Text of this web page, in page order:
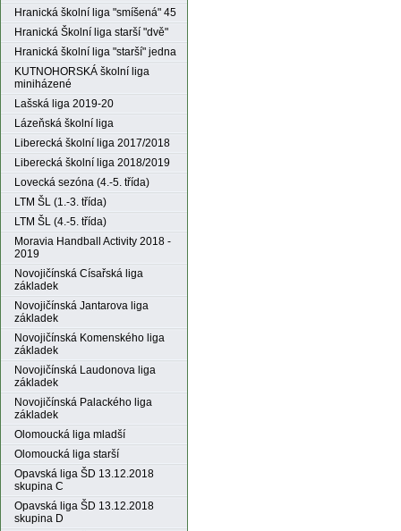
Hranická školní liga "smíšená" 45
Hranická Školní liga starší "dvě"
Hranická školní liga "starší" jedna
KUTNOHORSKÁ školní liga
miniházené
Lašská liga 2019-20
Lázeňská školní liga
Liberecká školní liga 2017/2018
Liberecká školní liga 2018/2019
Lovecká sezóna (4.-5. třída)
LTM ŠL (1.-3. třída)
LTM ŠL (4.-5. třída)
Moravia Handball Activity 2018 -
2019
Novojičínská Císařská liga
základek
Novojičínská Jantarova liga
základek
Novojičínská Komenského liga
základek
Novojičínská Laudonova liga
základek
Novojičínská Palackého liga
základek
Olomoucká liga mladší
Olomoucká liga starší
Opavská liga ŠD 13.12.2018
skupina C
Opavská liga ŠD 13.12.2018
skupina D